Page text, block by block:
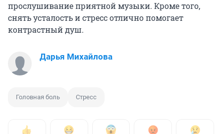
прослушивание приятной музыки. Кроме того,
снять усталость и стресс отлично помогает
контрастный душ.
Дарья Михайлова
Головная боль Стресс